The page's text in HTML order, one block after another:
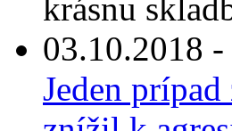
krásnu
03.10.2018
Jeden